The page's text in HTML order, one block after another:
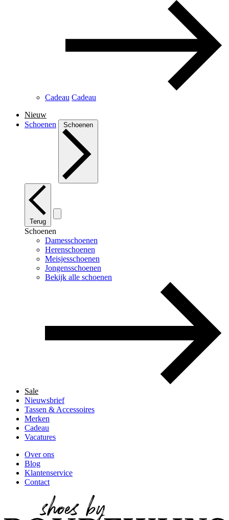
Cadeau Cadeau
Nieuw
Schoenen
Schoenen
Terug
Schoenen
Damesschoenen
Herenschoenen
Meisjesschoenen
Jongensschoenen
Bekijk alle schoenen
Sale
Nieuwsbrief
Tassen & Accessoires
Merken
Cadeau
Vacatures
Over ons
Blog
Klantenservice
Contact